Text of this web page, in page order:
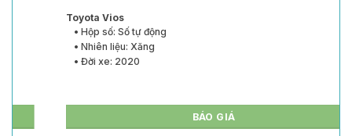
Toyota Vios
• Hộp số: Số tự động
• Nhiên liệu: Xăng
• Đời xe: 2020
BÁO GIÁ